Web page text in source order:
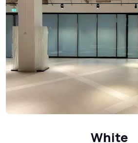
White